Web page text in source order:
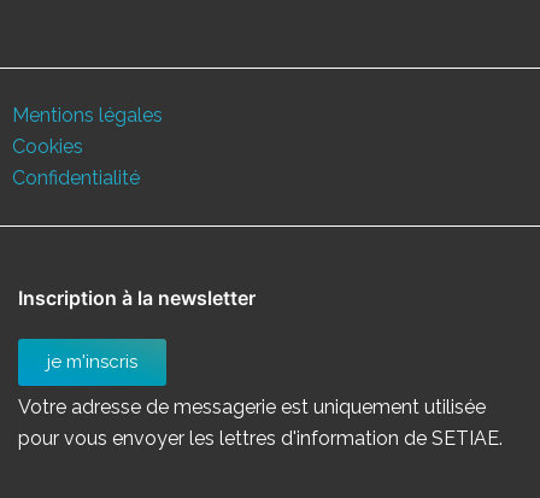
Mentions légales
Cookies
Confidentialité
Inscription à la newsletter
je m'inscris
Votre adresse de messagerie est uniquement utilisée
pour vous envoyer les lettres d'information de SETIAE.